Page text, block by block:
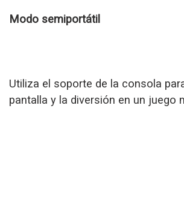
Modo semiportátil
Utiliza el soporte de la consola
pantalla y la diversión en un juego